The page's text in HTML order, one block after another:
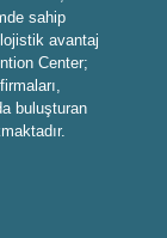
sahip
avantaj
Center;
buluşturan